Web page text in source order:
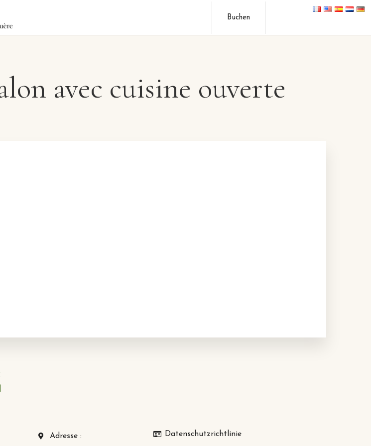
Buchen
avec cuisine ouverte
Adresse : Datenschutzrichtlinie